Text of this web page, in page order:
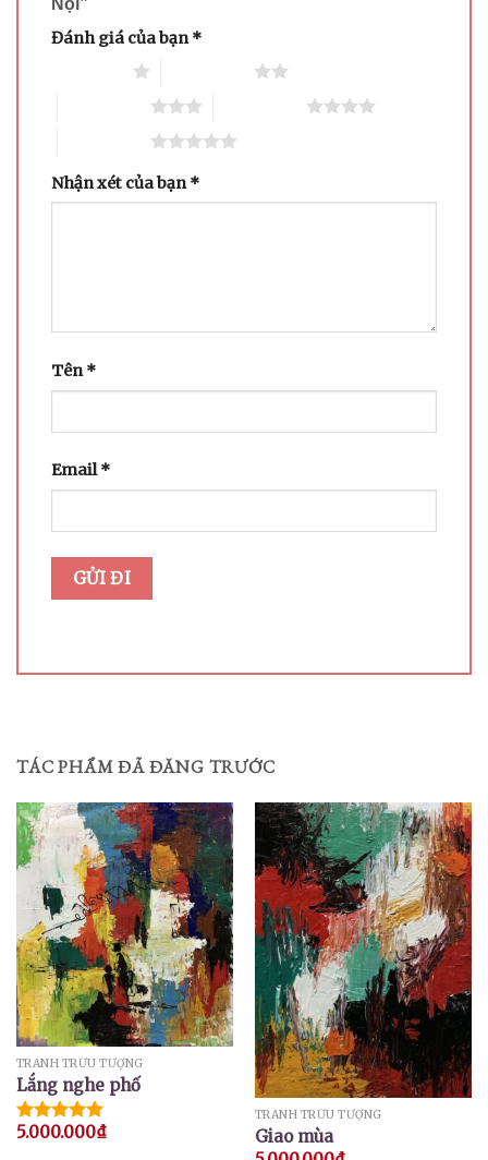
Nội”
Đánh giá của bạn*
Nhận xét của bạn*
Tên*
Email*
TÁC PHẨM ĐÃ ĐĂNG TRƯỚC
TRANH TRỪU TƯỢNG
Lắng nghe phố
Được xếp
5.000.000₫
TRANH TRỪU TƯỢNG
Giao mùa